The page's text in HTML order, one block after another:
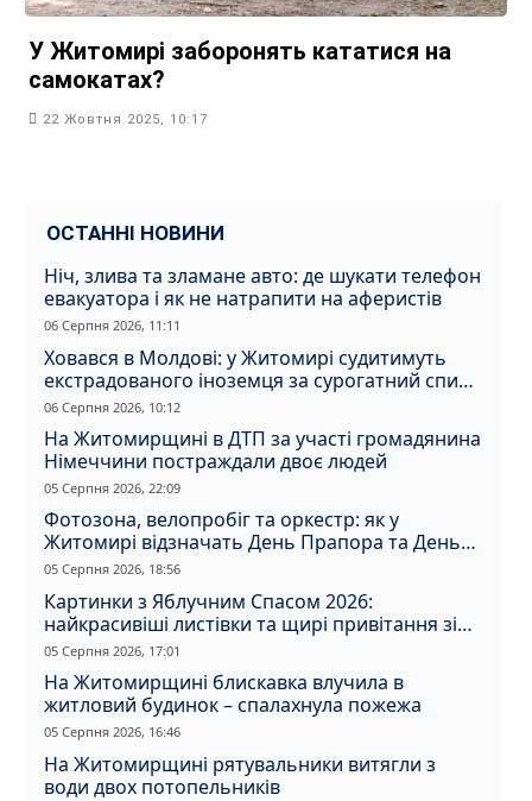
У Житомирі заборонять кататися на
самокатах?
22 Жовтня 2025, 10:17
ОСТАННІ НОВИНИ
Ніч, злива та зламане авто: де шукати телефон
евакуатора і як не натрапити на аферистів
06 Серпня 2026, 11:11
Ховався в Молдові: у Житомирі судитимуть
екстрадованого іноземця за сурогатний спирт
і відмивання грошей
06 Серпня 2026, 10:12
На Житомирщині в ДТП за участі громадянина
Німеччини постраждали двоє людей
05 Серпня 2026, 22:09
Фотозона, велопробіг та оркестр: як у
Житомирі відзначать День Прапора та День
Незалежності
05 Серпня 2026, 18:56
Картинки з Яблучним Спасом 2026:
найкрасивіші листівки та щирі привітання зі
святом
05 Серпня 2026, 17:01
На Житомирщині блискавка влучила в
житловий будинок – спалахнула пожежа
05 Серпня 2026, 16:46
На Житомирщині рятувальники витягли з
води двох потопельників